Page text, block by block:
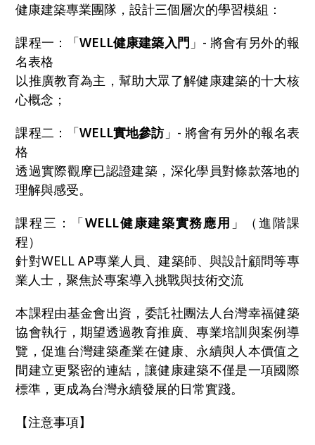
健康建築專業團隊，設計三個層次的學習模組：
課程一：「WELL健康建築入門 」- 將會有另外的報
名表格
以推廣教育為主，幫助大眾了解健康建築的十大核
心概念；
課程二：「WELL實地參訪」- 將會有另外的報名表
格
透過實際觀摩已認證建築，深化學員對條款落地的
理解與感受。
課程三：「WELL健康建築實務應用 」（進階課
程）
針對WELL AP專業人員、建築師、與設計顧問等專
業人士，聚焦於專案導入挑戰與技術交流
本課程由基金會出資，委託社團法人台灣幸福健築
協會執行，期望透過教育推廣、專業培訓與案例導
覽，促進台灣建築產業在健康、永續與人本價值之
間建立更緊密的連結，讓健康建築不僅是一項國際
標準，更成為台灣永續發展的日常實踐。
【注意事項】